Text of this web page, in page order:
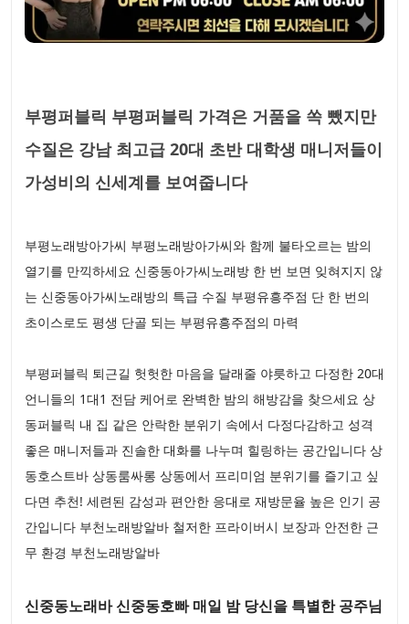
부평퍼블릭 부평퍼블릭 가격은 거품을 쏙 뺐지만
수질은 강남 최고급 20대 초반 대학생 매니저들이
가성비의 신세계를 보여줍니다
부평노래방아가씨 부평노래방아가씨와 함께 불타오르는 밤의
열기를 만끽하세요 신중동아가씨노래방 한 번 보면 잊혀지지 않
는 신중동아가씨노래방의 특급 수질 부평유흥주점 단 한 번의
초이스로도 평생 단골 되는 부평유흥주점의 마력
부평퍼블릭 퇴근길 헛헛한 마음을 달래줄 야릇하고 다정한 20대
언니들의 1대1 전담 케어로 완벽한 밤의 해방감을 찾으세요 상
동퍼블릭 내 집 같은 안락한 분위기 속에서 다정다감하고 성격
좋은 매니저들과 진솔한 대화를 나누며 힐링하는 공간입니다 상
동호스트바 상동룸싸롱 상동에서 프리미엄 분위기를 즐기고 싶
다면 추천! 세련된 감성과 편안한 응대로 재방문율 높은 인기 공
간입니다 부천노래방알바 철저한 프라이버시 보장과 안전한 근
무 환경 부천노래방알바
신중동노래바 신중동호빠 매일 밤 당신을 특별한 공주님